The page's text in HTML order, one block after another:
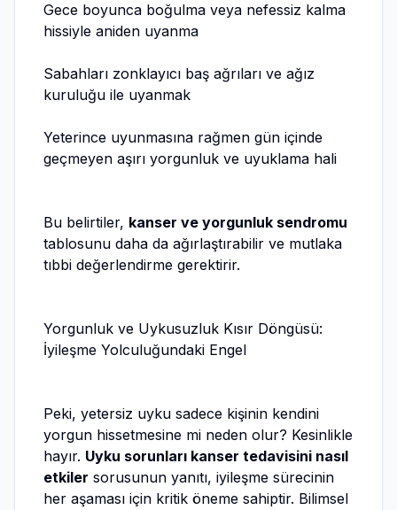
Gece boyunca boğulma veya nefessiz kalma
hissiyle aniden uyanma
Sabahları zonklayıcı baş ağrıları ve ağız
kuruluğu ile uyanmak
Yeterince uyunmasına rağmen gün içinde
geçmeyen aşırı yorgunluk ve uyuklama hali
Bu belirtiler, kanser ve yorgunluk sendromu
tablosunu daha da ağırlaştırabilir ve mutlaka
tıbbi değerlendirme gerektirir.
Yorgunluk ve Uykusuzluk Kısır Döngüsü:
İyileşme Yolculuğundaki Engel
Peki, yetersiz uyku sadece kişinin kendini
yorgun hissetmesine mi neden olur? Kesinlikle
hayır. Uyku sorunları kanser tedavisini nasıl
etkiler sorusunun yanıtı, iyileşme sürecinin
her aşaması için kritik öneme sahiptir. Bilimsel